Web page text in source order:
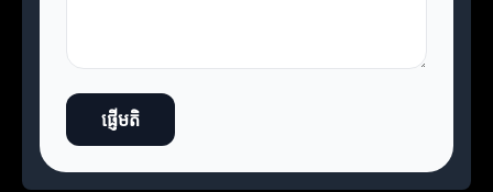
ផ្ញើមតិ